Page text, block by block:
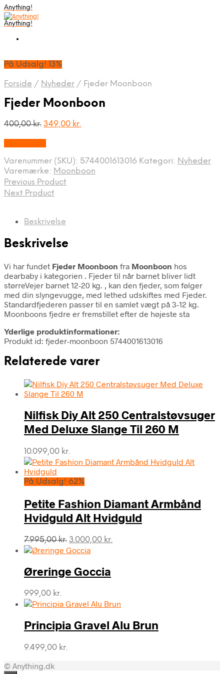
Anything!
Anything!
På Udsalg! 13%
Forside / Nyheder / Fjeder Moonboon
Fjeder Moonboon
400,00kr. Den
400,00 kr..
349,00 kr.Den
349,00 kr..
Varenummer (SKU): 5744001613016 Kategori: Nyheder
Varemærke: Moonboon
Previous Product
Next Product
Beskrivelse
Beskrivelse
Vi har fundet Fjeder Moonboon fra Moonboon hos
dearbaby i kategorien . Fjeder til når barnet bliver lidt
størreVejer barnet 12-20 kg. , kan den fjeder, som følger
med din slyngevugge, med lethed udskiftes med Fjeder.
Standardfjederen passer til en samlet vægt på 3-12 kg.
Moonboons fjedre er fremstillet efter de højeste sta
Yderlige produktinformationer:
Produkt id: fjeder-moonboon 5744001613016
Relaterede varer
Nilfisk Diy Alt 250 Centralstøvsuger
Med Deluxe Slange Til 260 M
10.099,00 kr.
På Udsalg! 62%
Petite Fashion Diamant Armbånd
Hvidguld Alt Hvidguld
7.995,00kr. Den
oprindelige
var:
7.995,00 kr..
3.000,00 kr.
Øreringe Goccia
999,00 kr.
Principia Gravel Alu Brun
9.499,00 kr.
© Anything.dk